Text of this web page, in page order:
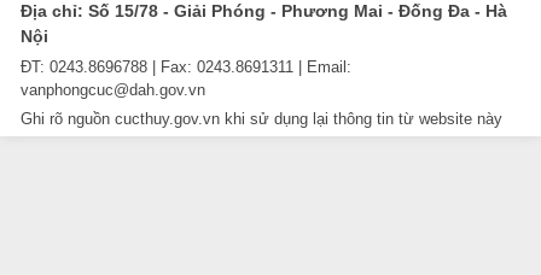
Địa chỉ: Số 15/78 - Giải Phóng - Phương Mai - Đống Đa - Hà
Nội
ĐT: 0243.8696788 | Fax: 0243.8691311 | Email:
vanphongcuc@dah.gov.vn
Ghi rõ nguồn cucthuy.gov.vn khi sử dụng lại thông tin từ website này